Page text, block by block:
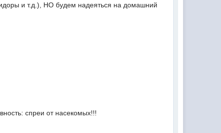
и т.д.), НО будем надеяться на домашний
спреи от насекомых!!!